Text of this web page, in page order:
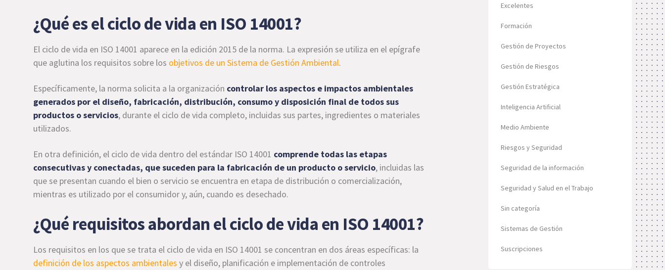
¿Qué es el ciclo de vida en ISO 14001?
El ciclo de vida en ISO 14001 aparece en la edición 2015 de la norma. La expresión se utiliza en el epígrafe
que aglutina los requisitos sobre los objetivos de un Sistema de Gestión Ambiental.
Específicamente, la norma solicita a la organización controlar los aspectos e impactos ambientales
generados por el diseño, fabricación, distribución, consumo y disposición final de todos sus
productos o servicios, durante el ciclo de vida completo, incluidas sus partes, ingredientes o materiales
utilizados.
En otra definición, el ciclo de vida dentro del estándar ISO 14001 comprende todas las etapas
consecutivas y conectadas, que suceden para la fabricación de un producto o servicio, incluidas las
que se presentan cuando el bien o servicio se encuentra en etapa de distribución o comercialización,
mientras es utilizado por el consumidor y, aún, cuando es desechado.
¿Qué requisitos abordan el ciclo de vida en ISO 14001?
Los requisitos en los que se trata el ciclo de vida en ISO 14001 se concentran en dos áreas específicas: la
definición de los aspectos ambientales y el diseño, planificación e implementación de controles
Excelentes
Formación
Gestión de Proyectos
Gestión de Riesgos
Gestión Estratégica
Inteligencia Artificial
Medio Ambiente
Riesgos y Seguridad
Seguridad de la información
Seguridad y Salud en el Trabajo
Sin categoría
Sistemas de Gestión
Suscripciones